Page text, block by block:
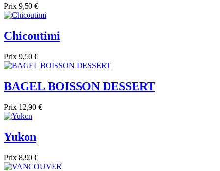
Prix 9,50 €
Chicoutimi
Prix 9,50 €
BAGEL BOISSON DESSERT
Prix 12,90 €
Yukon
Prix 8,90 €